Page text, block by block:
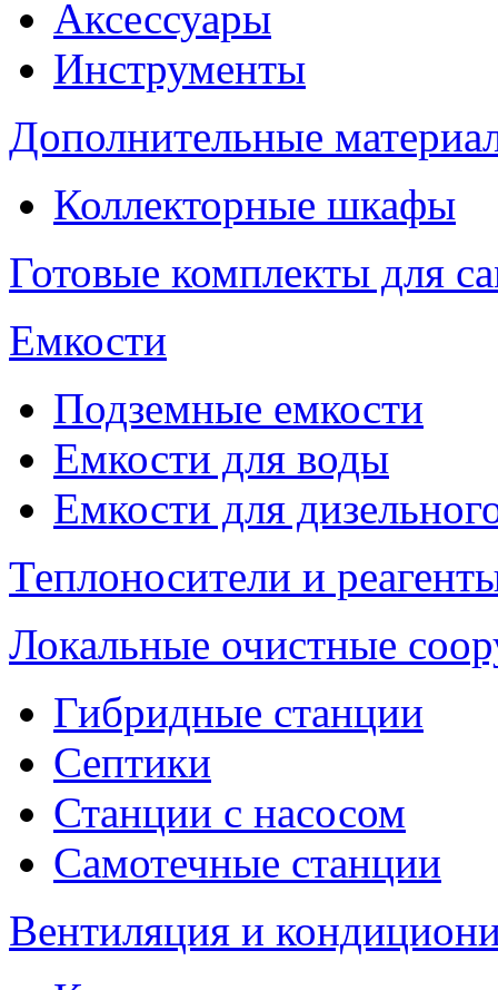
Аксессуары
Инструменты
Дополнительные
Коллекторные шкафы
Готовые комплекты для
Емкости
Подземные емкости
Емкости для воды
Емкости для
Теплоносители и
Локальные очистные
Гибридные станции
Септики
Станции с насосом
Самотечные станции
Вентиляция и